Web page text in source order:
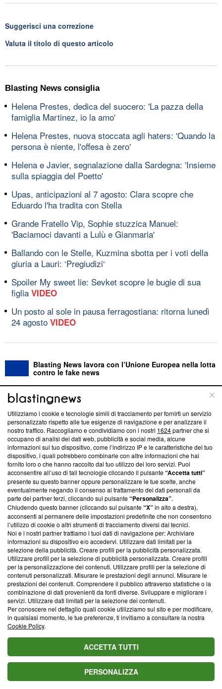
Suggerisci una correzione
Valuta il titolo di questo articolo
Blasting News consiglia
Helena Prestes, dedica del suocero: 'La pazza della
famiglia Martinez, io la amo'
Helena Prestes, nuova stoccata agli haters: 'Quando la
persona è niente, l'offesa è zero'
Helena e Javier, segnalazione dalla Sardegna: 'Insieme
sulla spiaggia del Poetto'
Upas, anticipazioni al 7 agosto: Clara scopre che
Eduardo l'ha tradita con Stella
Grande Fratello Vip, Sophie stuzzica Manuel:
'Baciamoci davanti a Lulù e Gianmaria'
Ballando con le Stelle, Kuzmina sbotta per i voti della
giuria a Lauri: ‘Pregiudizi‘
Spoiler My sweet lie: Sevket scopre le bugie di sua
figlia VIDEO
Un posto al sole in pausa ferragostiana: ritorna lunedì
24 agosto VIDEO
Blasting News lavora con l’Unione Europea nella lotta
contro le fake news
ABOUT LINEA EDITORIALE
Questa sezione offre informazioni trasparenti su Blasting
News, sui nostri processi editoriali e su come ci impegniamo a
creare news di qualità. Inoltre, afferma la nostra aderenza a
‘Trust Project - News with Integrity’Blasting News non è
ancora membro del programma, ma ha richiesto di farne
parte; Trust Project non ha ancora effettuato una verifica di
conformità agli standard.
Su di noi
Team editoriale
Corporate
Redazione
Informativa Privacy
Cookie Policy
Blasting SA, IDI CHE-247.845.224, Via Carlo Frasca, 3 - 6900
Lugano (Svizzera) Tel:+39 0690258937
© 2026 Blasting News
Utilizziamo i cookie e tecnologie simili di tracciamento per fornirti un servizio
personalizzato rispetto alle tue esigenze di navigazione e per analizzare il
nostro traffico. Raccogliamo e condividiamo con i nostri 1624partner che si
occupano di analisi dei dati web, pubblicità e social media, alcune
informazioni sul tuo dispositivo, come l’indirizzo IP e le caratteristiche del tuo
dispositivo, i quali potrebbero combinarle con altre informazioni che hai
fornito loro o che hanno raccolto dal tuo utilizzo dei loro servizi. Puoi
acconsentire all’uso di tali tecnologie cliccando il pulsante“Accetta tutti”
presente su questo banner oppure personalizzare le tue scelte, anche
eventualmente negando il consenso al trattamento dei dati personali da
parte dei partner terzi, cliccando sul pulsante“Personalizza”.
Chiudendo questo banner (cliccando sul pulsante“X”in alto a destra),
acconsenti al permanere delle impostazioni predefinite che non consentono
l’utilizzo di cookie o altri strumenti di tracciamento diversi dai tecnici.
Noi e i nostri partner trattiamo i tuoi dati di navigazione per: Archiviare
informazioni su dispositivo e/o accedervi. Utilizzare dati limitati per la
selezione della pubblicità. Creare profili per la pubblicità personalizzata.
Utilizzare profili per la selezione di pubblicità personalizzata. Creare profili
per la personalizzazione dei contenuti. Utilizzare profili per la selezione di
contenuti personalizzati. Misurare le prestazioni degli annunci. Misurare le
prestazioni dei contenuti. Comprendere il pubblico attraverso statistiche o la
combinazione di dati provenienti da fonti diverse. Sviluppare e migliorare i
servizi. Utilizzare dati limitati per la selezione dei contenuti.
Per conoscere nel dettaglio quali cookie utilizziamo sul sito e per modificare,
in qualsiasi momento, le tue preferenze, ti invitiamo a consultare la nostra
Cookie Policy.
ACCETTA TUTTI
PERSONALIZZA